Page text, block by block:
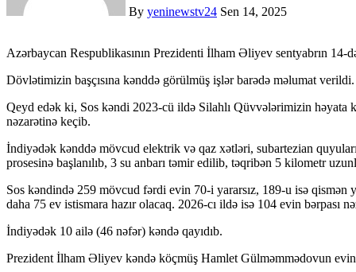
By yeninewstv24 Sen 14, 2025
Azərbaycan Respublikasının Prezidenti İlham Əliyev sentyabrın
Dövlətimizin başçısına kənddə görülmüş işlər barədə məlumat verildi.
Qeyd edək ki, Sos kəndi 2023-cü ildə Silahlı Qüvvələrimizin həyata
nəzarətinə keçib.
İndiyədək kənddə mövcud elektrik və qaz xətləri, subartezian
prosesinə başlanılıb, 3 su anbarı təmir edilib, təqribən 5 kilometr
Sos kəndində 259 mövcud fərdi evin 70-i yararsız, 189-u isə qismən
daha 75 ev istismara hazır olacaq. 2026-cı ildə isə 104 evin bərpası
İndiyədək 10 ailə (46 nəfər) kəndə qayıdıb.
Prezident İlham Əliyev kəndə köçmüş Hamlet Gülməmmədovun